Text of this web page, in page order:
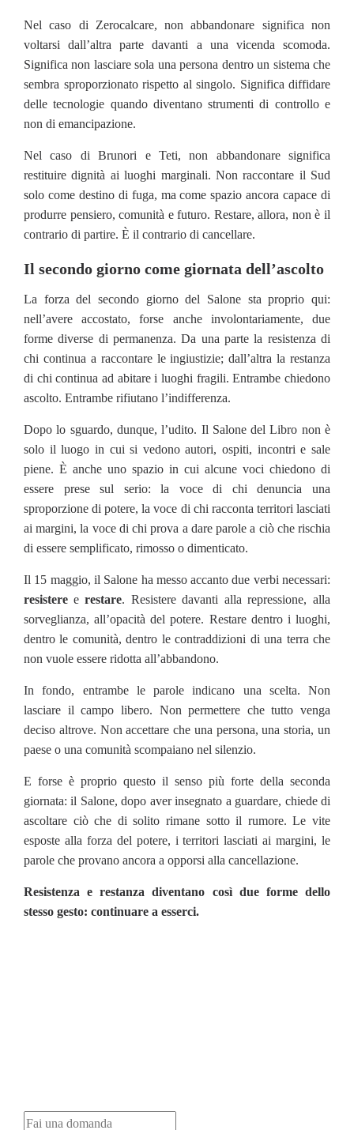
Nel caso di Zerocalcare, non abbandonare significa non
voltarsi dall’altra parte davanti a una vicenda scomoda.
Significa non lasciare sola una persona dentro un sistema che
sembra sproporzionato rispetto al singolo. Significa diffidare
delle tecnologie quando diventano strumenti di controllo e
non di emancipazione.
Nel caso di Brunori e Teti, non abbandonare significa
restituire dignità ai luoghi marginali. Non raccontare il Sud
solo come destino di fuga, ma come spazio ancora capace di
produrre pensiero, comunità e futuro. Restare, allora, non è il
contrario di partire. È il contrario di cancellare.
Il secondo giorno come giornata dell’ascolto
La forza del secondo giorno del Salone sta proprio qui:
nell’avere accostato, forse anche involontariamente, due
forme diverse di permanenza. Da una parte la resistenza di
chi continua a raccontare le ingiustizie; dall’altra la restanza
di chi continua ad abitare i luoghi fragili. Entrambe chiedono
ascolto. Entrambe rifiutano l’indifferenza.
Dopo lo sguardo, dunque, l’udito. Il Salone del Libro non è
solo il luogo in cui si vedono autori, ospiti, incontri e sale
piene. È anche uno spazio in cui alcune voci chiedono di
essere prese sul serio: la voce di chi denuncia una
sproporzione di potere, la voce di chi racconta territori lasciati
ai margini, la voce di chi prova a dare parole a ciò che rischia
di essere semplificato, rimosso o dimenticato.
Il 15 maggio, il Salone ha messo accanto due verbi necessari:
resistere e restare. Resistere davanti alla repressione, alla
sorveglianza, all’opacità del potere. Restare dentro i luoghi,
dentro le comunità, dentro le contraddizioni di una terra che
non vuole essere ridotta all’abbandono.
In fondo, entrambe le parole indicano una scelta. Non
lasciare il campo libero. Non permettere che tutto venga
deciso altrove. Non accettare che una persona, una storia, un
paese o una comunità scompaiano nel silenzio.
E forse è proprio questo il senso più forte della seconda
giornata: il Salone, dopo aver insegnato a guardare, chiede di
ascoltare ciò che di solito rimane sotto il rumore. Le vite
esposte alla forza del potere, i territori lasciati ai margini, le
parole che provano ancora a opporsi alla cancellazione.
Resistenza e restanza diventano così due forme dello
stesso gesto: continuare a esserci.